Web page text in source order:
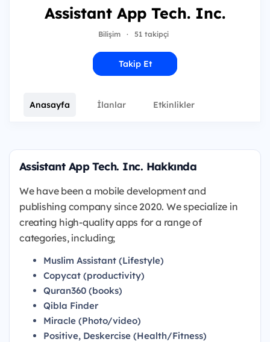
Assistant App Tech. Inc.
Bilişim · 51 takipçi
Takip Et
Anasayfa İlanlar Etkinlikler
Assistant App Tech. Inc. Hakkında
We have been a mobile development and
publishing company since 2020. We specialize in
creating high-quality apps for a range of
categories, including;
Muslim Assistant (Lifestyle)
Copycat (productivity)
Quran360 (books)
Qibla Finder
Miracle (Photo/video)
Positive, Deskercise (Health/Fitness)